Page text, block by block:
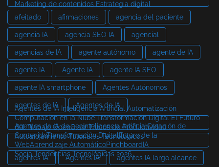
Marketing de contenidos Estrategia digital
afeitado
afirmaciones agencia del paciente
agencia IA agencia SEO IA agencial
agencias de IA agente autónomo agente de IA
agente IA Agente IA agente IA SEO
agente IA smartphone Agentes Autónomos
agentes de IA Agentes de IA
Agentes de IA Inteligencia Artificial Automatización
Computación en la Nube Transformación Digital El Futuro
del Trabajo OpenClaw Trucos de Productividad
Autoalojamiento Tutoriales Tecnológicos
Agentes de IA de aeoInteligencia ArtificialCreación de
ContenidoTransformación DigitalFuturo de la
WebAprendizaje AutomáticoPinchboardIA
SocialTendencias Tecnológicas 2026
agentes IA Agentes IA agentes IA largo alcance